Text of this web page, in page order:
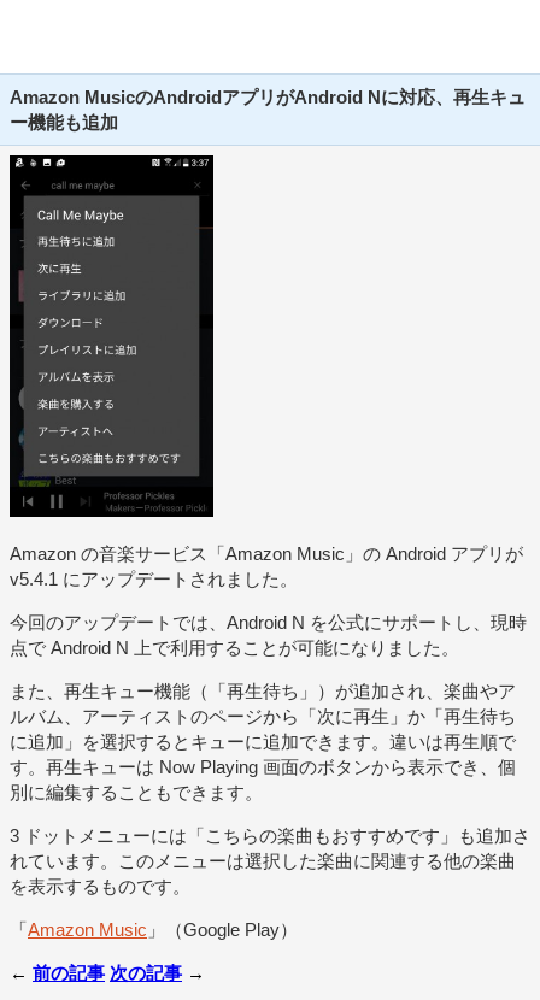
Amazon MusicのAndroidアプリがAndroid Nに対応、再生キュ
ー機能も追加
Amazon の音楽サービス「Amazon Music」の Android アプリが
v5.4.1 にアップデートされました。
今回のアップデートでは、Android N を公式にサポートし、現時
点で Android N 上で利用することが可能になりました。
また、再生キュー機能（「再生待ち」）が追加され、楽曲やア
ルバム、アーティストのページから「次に再生」か「再生待ち
に追加」を選択するとキューに追加できます。違いは再生順で
す。再生キューは Now Playing 画面のボタンから表示でき、個
別に編集することもできます。
3 ドットメニューには「こちらの楽曲もおすすめです」も追加さ
れています。このメニューは選択した楽曲に関連する他の楽曲
を表示するものです。
「Amazon Music 」（Google Play）
← 前の記事 次の記事 →